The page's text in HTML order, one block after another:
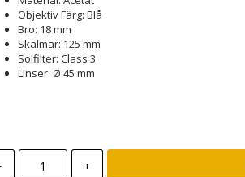
Objektiv Färg: Blå
Bro: 18 mm
Skalmar: 125 mm
Solfilter: Class 3
Linser: Ø 45 mm
+